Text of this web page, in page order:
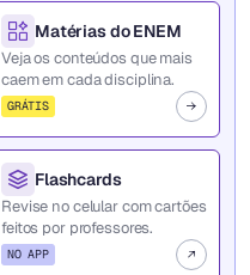
Matérias do ENEM
Veja os conteúdos que mais
caem em cada disciplina.
GRÁTIS
Flashcards
Revise no celular com cartões
feitos por professores.
NO APP